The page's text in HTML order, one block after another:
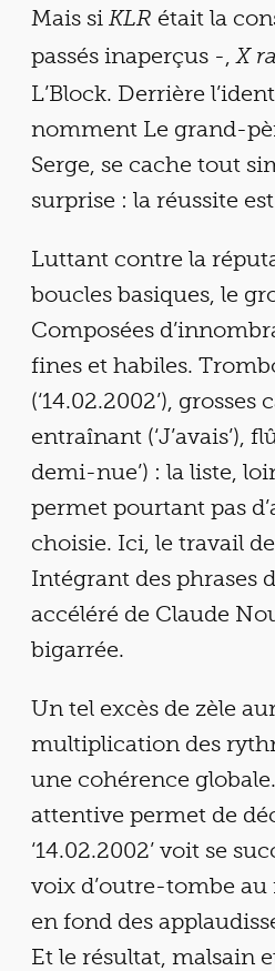
Mais si KLR était la
passés inaperçus -,X
L’Block. Derrière
nomment Le grand-
Serge, se cache tout
surprise : la réussite
Luttant contre la
boucles basiques, le
Composées
fines et habiles.
(‘14.02.2002’),
entraînant (‘J’avais’),
demi-nue’) : la liste,
permet pourtant pas
choisie. Ici, le travail
Intégrant des phrases
accéléré de Claude
bigarrée.
Un tel excès de zèle
multiplication des
une cohérence
attentive permet de
‘14.02.2002’ voit se
voix d’outre-tombe
en fond des
Et le résultat, malsain